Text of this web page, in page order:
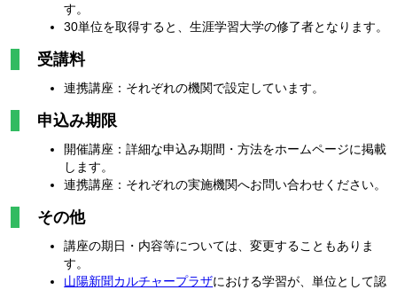
す。
30単位を取得すると、生涯学習大学の修了者となります。
受講料
連携講座：それぞれの機関で設定しています。
申込み期限
開催講座：詳細な申込み期間・方法をホームページに掲載
します。
連携講座：それぞれの実施機関へお問い合わせください。
その他
講座の期日・内容等については、変更することもありま
す。
山陽新聞カルチャープラザにおける学習が、単位として認